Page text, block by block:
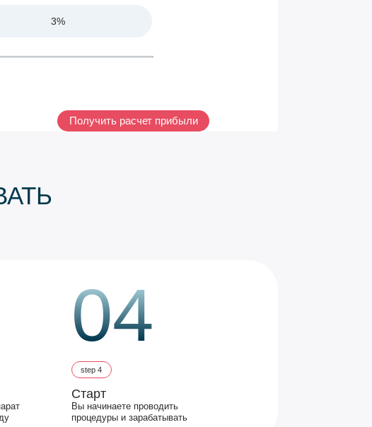
Получить расчет прибыли
04
step 4
Старт
Вы начинаете проводить
процедуры и зарабатывать